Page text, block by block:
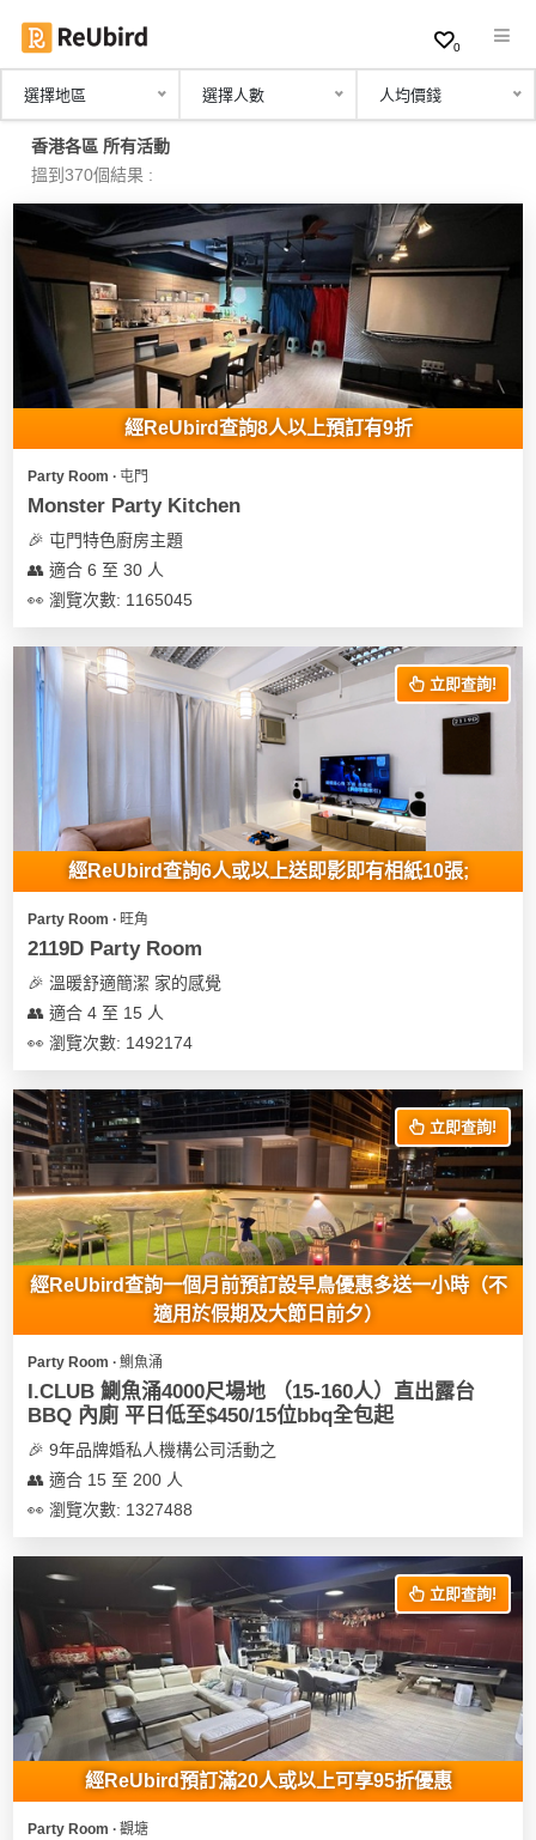
繁
中
EN
登
服
務
及
產
品
類
Party
Room
到
特
色
蛋
糕
花
束
及
花
藝
禮
品
物
場
地
佈
用
即
食
即
煮
列
Party
朋
友
聚
會
慶
祝
生
日
拍
拖
業/
公
活
動
婚
子
動
動
攻
略
活
動
攻
略
員
計
劃
會
員
需
社
交
軟
夾
神
器
情
願
清
單
聯
關
0
選擇地區 選擇人數 人均價錢
香港各區 所有活動
搵到370個結果 :
經ReUbird查詢8人以上預訂有9折
Party Room ∙ 屯門
Monster Party Kitchen
🎉 屯門特色廚房主題
👥 適合 6 至 30 人
👀 瀏覽次數: 1165045
立即查詢!
經ReUbird查詢6人或以上送即影即有相紙10張;
Party Room ∙ 旺角
2119D Party Room
🎉 溫暖舒適簡潔 家的感覺
👥 適合 4 至 15 人
👀 瀏覽次數: 1492174
立即查詢!
經ReUbird查詢一個月前預訂設早鳥優惠多送一小時（不
適用於假期及大節日前夕）
Party Room ∙ 鰂魚涌
I.CLUB 鰂魚涌4000尺場地 （15-160人）直出露台
BBQ 內廁 平日低至$450/15位bbq全包起
🎉 9年品牌婚私人機構公司活動之
👥 適合 15 至 200 人
👀 瀏覽次數: 1327488
立即查詢!
經ReUbird預訂滿20人或以上可享95折優惠
Party Room ∙ 觀塘